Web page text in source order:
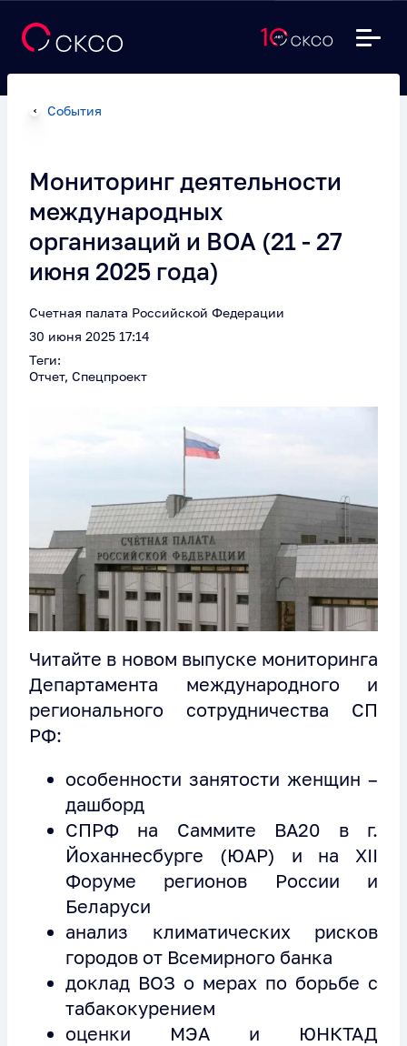
События
Мониторинг деятельности
международных
организаций и ВОА (21 - 27
июня 2025 года)
Счетная палата Российской Федерации
30 июня 2025 17:14
Теги:
Отчет, Спецпроект
Читайте в новом выпуске мониторинга
Департамента международного и
регионального сотрудничества СП
РФ:
особенности занятости женщин –
дашборд
СПРФ на Саммите ВА20 в г.
Йоханнесбурге (ЮАР) и на XII
Форуме регионов России и
Беларуси
анализ климатических рисков
городов от Всемирного банка
доклад ВОЗ о мерах по борьбе с
табакокурением
оценки МЭА и ЮНКТАД